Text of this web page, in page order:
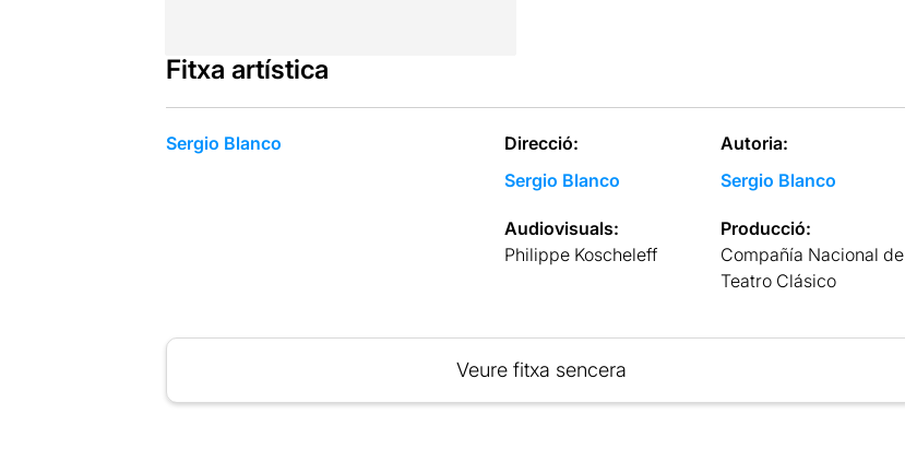
Fitxa artística
Sergio Blanco
Direcció:
Sergio Blanco
Autoria:
Sergio Blanco
Audiovisuals:
Philippe Koscheleff
Producció:
Compañía Nacional de
Teatro Clásico
Veure fitxa sencera